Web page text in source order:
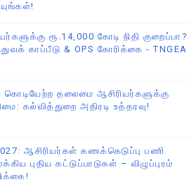
ரூ.14,000 கோடி நிதி குறைப்பா?
காப்பீடு & OPS கோரிக்கை - TNGEA
கொடியேற்ற தலைமை ஆசிரியர்களுக்கு
கல்வித்துறை அதிரடி உத்தரவு!
ஆசிரியர்கள் கணக்கெடுப்பு பணி
புதிய கட்டுப்பாடுகள் – விழுப்புரம்